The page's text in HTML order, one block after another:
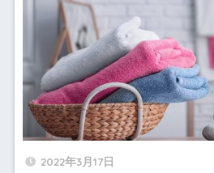
2022年3月17日